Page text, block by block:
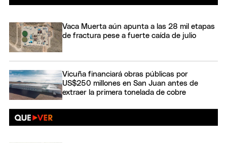
Vaca Muerta aún apunta a las 28 mil etapas
de fractura pese a fuerte caída de julio
Vicuña financiará obras públicas por
US$250 millones en San Juan antes de
extraer la primera tonelada de cobre